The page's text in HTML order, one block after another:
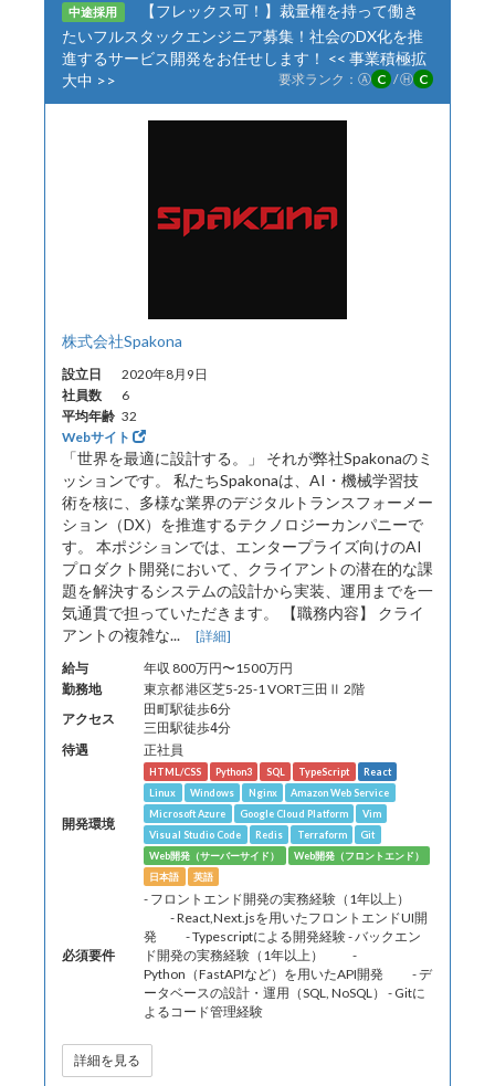
中途採用
【フレックス可！】裁量権を持って働き
たいフルスタックエンジニア募集！社会のDX化を推
進するサービス開発をお任せします！ << 事業積極拡
大中 >>
要求ランク： Ⓐ C /Ⓗ C
株式会社Spakona
設立日
2020年8月9日
社員数
6
平均年齢 32
Webサイト
「世界を最適に設計する。」 それが弊社Spakonaのミ
ッションです。 私たちSpakonaは、AI・機械学習技
術を核に、多様な業界のデジタルトランスフォーメー
ション（DX）を推進するテクノロジーカンパニーで
す。 本ポジションでは、エンタープライズ向けのAI
プロダクト開発において、クライアントの潜在的な課
題を解決するシステムの設計から実装、運用までを一
気通貫で担っていただきます。 【職務内容】 クライ
アントの複雑な... [詳細]
給与
年収 800万円〜1500万円
勤務地
東京都 港区芝5-25-1 VORT三田Ⅱ 2階
アクセス
田町駅徒歩6分
三田駅徒歩4分
待遇 正社員
開発環境
HTML/CSS Python3 SQL TypeScript
React
Linux
Windows Nginx
Amazon Web Service
Microsoft Azure
Google Cloud Platform
Vim
Visual Studio Code
Redis Terraform
Git
Web開発（サーバーサイド）
Web開発（フロントエンド）
日本語
英語
必須要件
- フロントエンド開発の実務経験（1年以上）
- React,Next.jsを用いたフロントエンドUI開
発 - Typescriptによる開発経験 - バックエン
ド開発の実務経験（1年以上） -
Python（FastAPIなど）を用いたAPI開発 - デ
ータベースの設計・運用（SQL, NoSQL） - Gitに
よるコード管理経験
詳細を見る